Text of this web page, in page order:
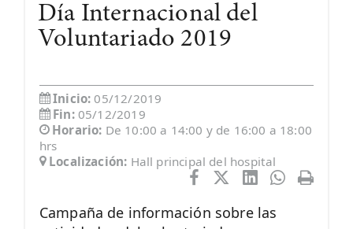
Día Internacional del
Voluntariado 2019
Inicio:05/12/2019
Fin: 05/12/2019
Horario: De 10:00 a 14:00 y de 16:00 a 18:00
hrs
Localización: Hall principal del hospital
Campaña de información sobre las